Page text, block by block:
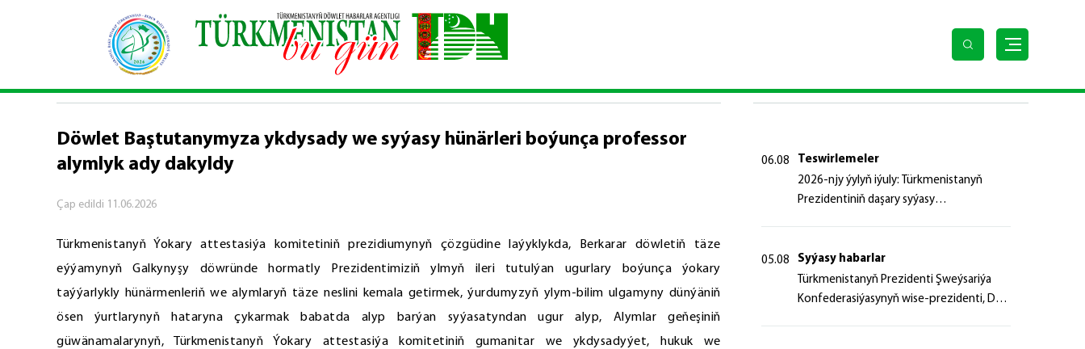
Baş sahypa \ Resmi Döwlet Baştutanymyza ykdysady we syýasy hünärleri boýunça professor alymlyk ady dakyldy
Döwlet Baştutanymyza ykdysady we syýasy hünärleri boýunça professor
alymlyk ady dakyldy
Çap edildi 11.06.2026
Türkmenistanyň Ýokary attestasiýa komitetiniň prezidiumynyň çözgüdine laýyklykda, Berkarar döwletiň täze
eýýamynyň Galkynyşy döwründe hormatly Prezidentimiziň ylmyň ileri tutulýan ugurlary boýunça ýokary
taýýarlykly hünärmenleriň we alymlaryň täze neslini kemala getirmek, ýurdumyzyň ylym-bilim ulgamyny dünýäniň
ösen ýurtlarynyň hataryna çykarmak babatda alyp barýan syýasatyndan ugur alyp, Alymlar geňeşiniň
güwänamalarynyň, Türkmenistanyň Ýokary attestasiýa komitetiniň gumanitar we ykdysadyýet, hukuk we
06.08
Teswirlemeler
2026-njy ýylyň iýuly: Türkmenistanyň
Prezidentiniň daşary syýasy
05.08
Syýasy habarlar
Türk­me­nis­ta­nyň Prezidenti Şweý­sa­ri­ýa
Kon­fe­de­ra­si­ýa­sy­nyň wi­se-prezidenti, Da­